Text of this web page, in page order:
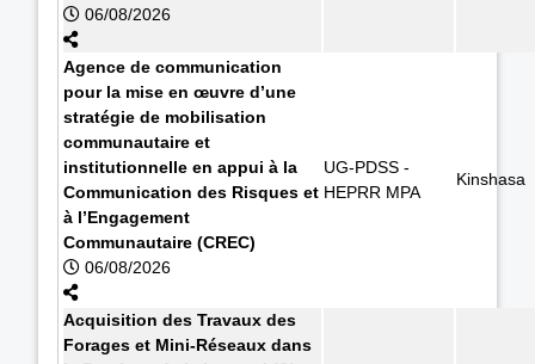
06/08/2026
Agence de communication
pour la mise en œuvre d’une
stratégie de mobilisation
communautaire et
institutionnelle en appui à la
Communication des Risques et
à l’Engagement
Communautaire (CREC)
06/08/2026
UG-PDSS -
HEPRR MPA
Kinshasa
Acquisition des Travaux des
Forages et Mini-Réseaux dans